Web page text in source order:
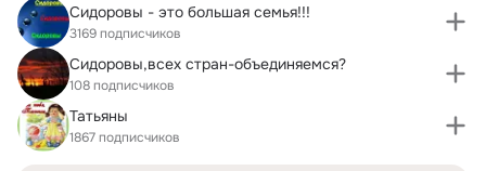
Сидоровы - это большая семья!!!
3169 подписчиков
Сидоровы,всех стран-объединяемся?
108 подписчиков
Татьяны
1867 подписчиков